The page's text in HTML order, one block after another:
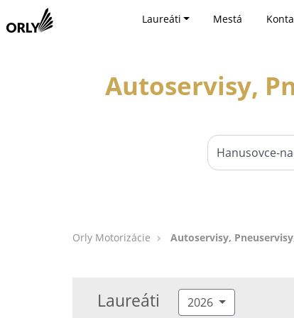
Laureáti Mestá
Autoservisy,
Orly Motorizácie Autoservisy,
Laureáti 2026